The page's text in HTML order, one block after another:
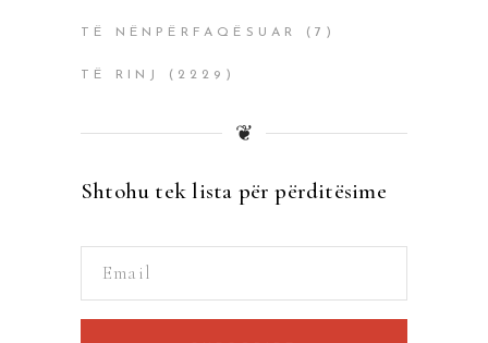
TË NËNPËRFAQËSUAR (7)
TË RINJ (2229)
❦
Shtohu tek lista për përditësime